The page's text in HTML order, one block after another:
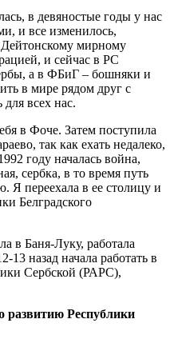
в девяностые годы у нас
и все изменилось,
Дейтонскому мирному
и сейчас в РС
а в ФБиГ – бошняки и
в мире рядом друг с
всех нас.
в Фоче. Затем поступила
так как ехать недалеко,
году началась война,
сербка, в то время путь
Я переехала в ее столицу и
Белградского
в Баня-Луку, работала
13 назад начала работать в
Сербской (РАРС),
развитию Республики